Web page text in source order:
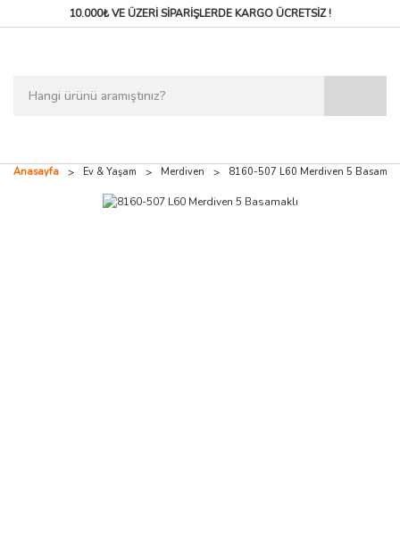
10.000₺ VE ÜZERİ SİPARİŞLERDEKARGO ÜCRETSİZ !
Anasayfa Ev & Yaşam Merdiven 8160-507 L60 Merdiven 5